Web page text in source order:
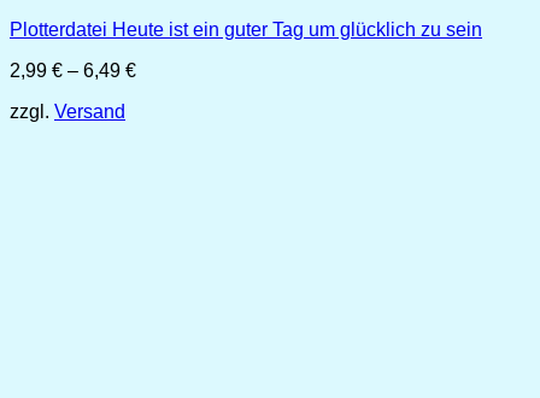
Plotterdatei Heute ist ein guter Tag um glücklich zu sein
2,99 € – 6,49 €Preisspanne:
zzgl. Versand